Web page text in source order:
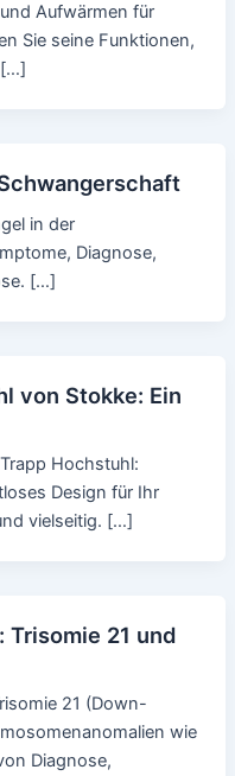
Aufwärmen für
Sie seine Funktionen,
[…]
in der
Diagnose,
[…]
von Stokke: Ein
Hochstuhl:
Design für Ihr
vielseitig. […]
Trisomie 21 und
21 (Down-
wie
Diagnose,